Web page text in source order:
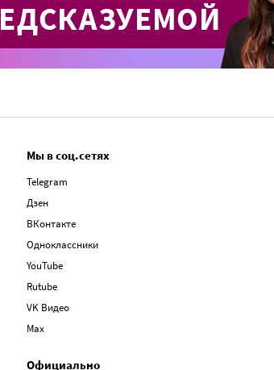
Мы в соц.сетях
Telegram
Дзен
ВКонтакте
Одноклассники
YouTube
Rutube
VK Видео
Max
Официально